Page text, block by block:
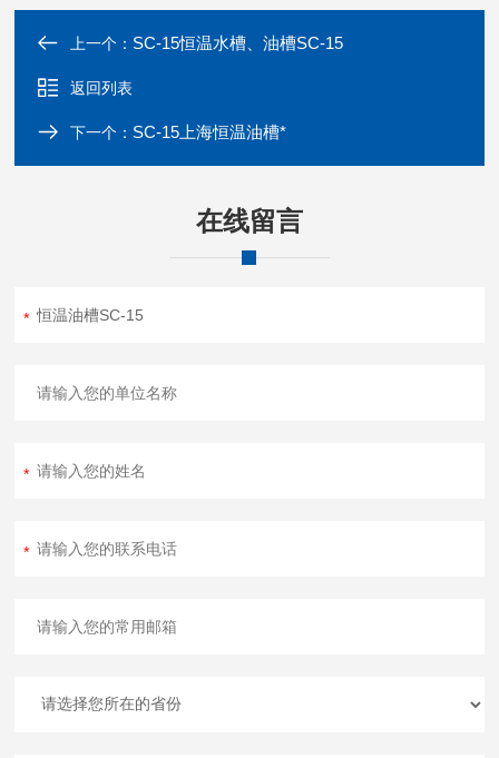
上一个： SC-15恒温水槽、油槽SC-15
返回列表
下一个： SC-15上海恒温油槽*
在线留言